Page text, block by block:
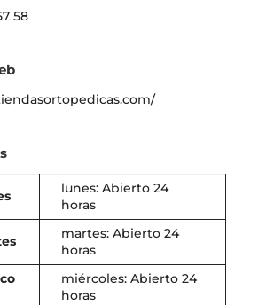
58
lunes: Abierto 24
horas
martes: Abierto 24
horas
miércoles: Abierto 24
horas